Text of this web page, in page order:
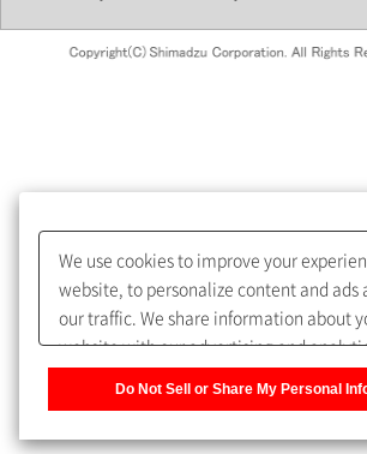
めします。
My SHIMADZU for Analyticalへ登録いただ
取扱説明書・Webinarなどの閲覧ができま
うになります。
We use cookies to improve your
website, to personalize content and ads
our traffic. We share information about
website with our advertising and
Do Not Sell or Share My Personal